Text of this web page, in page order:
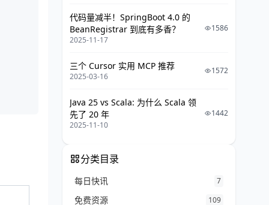
代码量减半！SpringBoot 4.0 的
BeanRegistrar 到底有多香？
2025-11-17
1586
三个 Cursor 实用 MCP 推荐
2025-03-16
1572
Java 25 vs Scala: 为什么 Scala 领
先了 20 年
2025-11-10
1442
分类目录
每日快讯 7
免费资源 109